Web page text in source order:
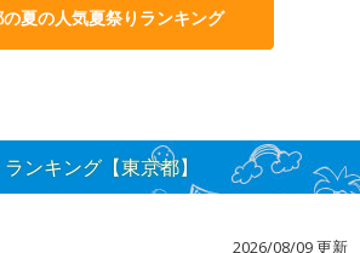
夏の人気夏祭りランキング
ンキング【東京都】
2026/08/09 更新